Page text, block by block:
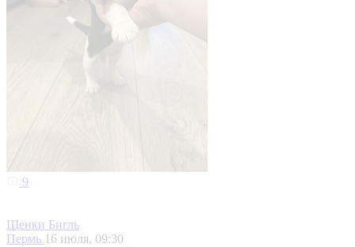
9
Щенки Бигль
Пермь 16 июля, 09:30